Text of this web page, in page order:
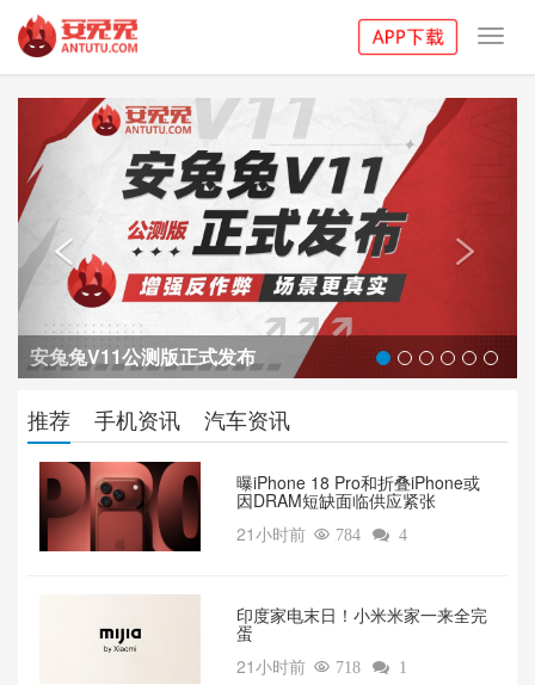
安兔兔V11公测版正式发布

Previous

推荐 手机资讯 汽车资讯
曝iPhone 18 Pro和折叠iPhone或
因DRAM短缺面临供应紧张
21小时前  784  4
印度家电末日！小米米家一来全完
蛋
21小时前  718  1